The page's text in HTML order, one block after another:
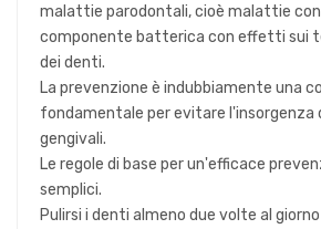
malattie parodontali, cioè malattie
componente batterica con effetti sui
dei denti.
La prevenzione è indubbiamente una
fondamentale per evitare l'insorgenza
gengivali.
Le regole di base per un'efficace
semplici.
Pulirsi i denti almeno due volte al